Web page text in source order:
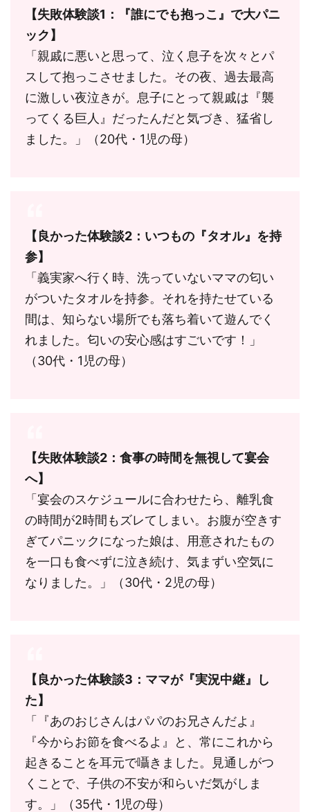
【失敗体験談1：『誰にでも抱っこ』で大パニ
ック】
「親戚に悪いと思って、泣く息子を次々とパ
スして抱っこさせました。その夜、過去最高
に激しい夜泣きが。息子にとって親戚は『襲
ってくる巨人』だったんだと気づき、猛省し
ました。」（20代・1児の母）
【良かった体験談2：いつもの『タオル』を持
参】
「義実家へ行く時、洗っていないママの匂い
がついたタオルを持参。それを持たせている
間は、知らない場所でも落ち着いて遊んでく
れました。匂いの安心感はすごいです！」
（30代・1児の母）
【失敗体験談2：食事の時間を無視して宴会
へ】
「宴会のスケジュールに合わせたら、離乳食
の時間が2時間もズレてしまい。お腹が空きす
ぎてパニックになった娘は、用意されたもの
を一口も食べずに泣き続け、気まずい空気に
なりました。」（30代・2児の母）
【良かった体験談3：ママが『実況中継』し
た】
「『あのおじさんはパパのお兄さんだよ』
『今からお節を食べるよ』と、常にこれから
起きることを耳元で囁きました。見通しがつ
くことで、子供の不安が和らいだ気がしま
す。」（35代・1児の母）